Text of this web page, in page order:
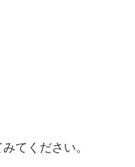
てください。